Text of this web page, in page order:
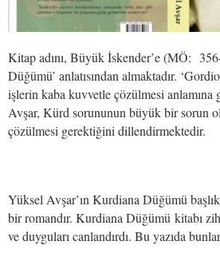
Kitap adını, Büyük İskender’e (MÖ:
Düğümü’ anlatısından almaktadır.
işlerin kaba kuvvetle çözülmesi anlamına
Avşar, Kürd sorununun büyük bir sorun
çözülmesi gerektiğini dillendirmektedir.
Yüksel Avşar’ın Kurdiana Düğümü
bir romandır. Kurdiana Düğümü kitabı
ve duyguları canlandırdı. Bu yazıda